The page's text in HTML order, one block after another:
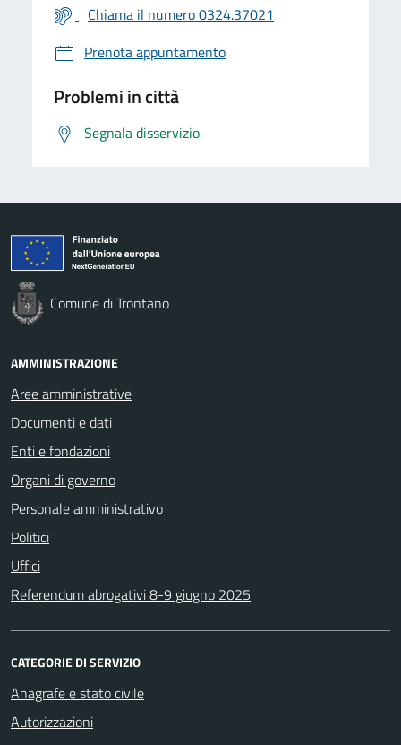
Chiama il numero 0324.37021
Prenota appuntamento
Problemi in città
Segnala disservizio
Comune di Trontano
AMMINISTRAZIONE
Aree amministrative
Documenti e dati
Enti e fondazioni
Organi di governo
Personale amministrativo
Politici
Uffici
Referendum abrogativi 8-9 giugno 2025
CATEGORIE DI SERVIZIO
Anagrafe e stato civile
Autorizzazioni